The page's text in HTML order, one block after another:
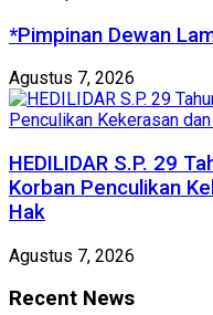
*Pimpinan Dewan
Agustus 7, 2026
HEDILIDAR S.P. 29
Korban Penculikan
Hak
Agustus 7, 2026
Recent News